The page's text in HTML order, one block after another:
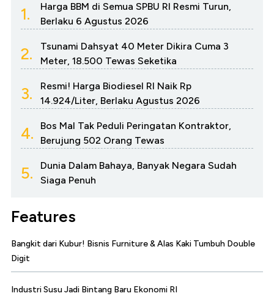
1.
Harga BBM di Semua SPBU RI Resmi Turun,
Berlaku 6 Agustus 2026
2.
Tsunami Dahsyat 40 Meter Dikira Cuma 3
Meter, 18.500 Tewas Seketika
3.
Resmi! Harga Biodiesel RI Naik Rp
14.924/Liter, Berlaku Agustus 2026
4.
Bos Mal Tak Peduli Peringatan Kontraktor,
Berujung 502 Orang Tewas
5.
Dunia Dalam Bahaya, Banyak Negara Sudah
Siaga Penuh
Features
Bangkit dari Kubur! Bisnis Furniture & Alas Kaki Tumbuh Double
Digit
Industri Susu Jadi Bintang Baru Ekonomi RI